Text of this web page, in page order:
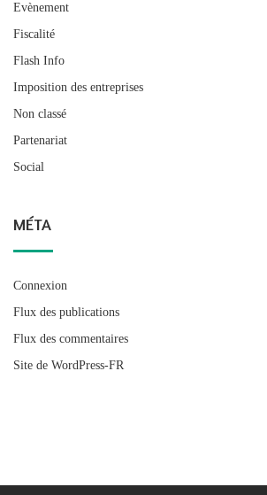
Evènement
Fiscalité
Flash Info
Imposition des entreprises
Non classé
Partenariat
Social
MÉTA
Connexion
Flux des publications
Flux des commentaires
Site de WordPress-FR